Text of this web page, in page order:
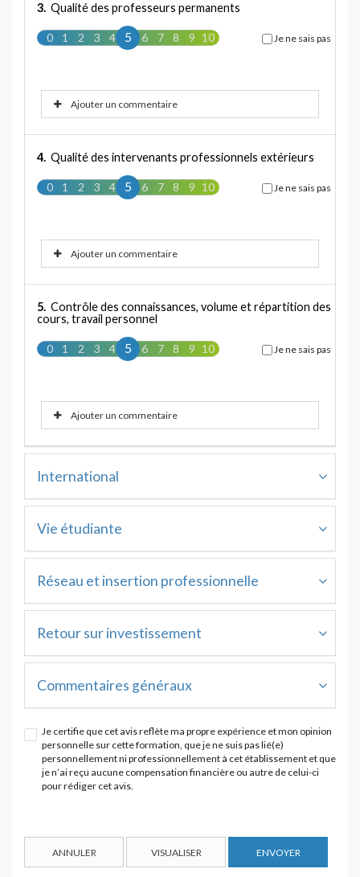
3. Qualité des professeurs permanents
5
0 1 2 3 4 5 6 7 8 9 10 Je ne sais pas
Ajouter un commentaire
4. Qualité des intervenants professionnels extérieurs
5
0 1 2 3 4 5 6 7 8 9 10 Je ne sais pas
Ajouter un commentaire
5. Contrôle des connaissances, volume et répartition des
cours, travail personnel
5
0 1 2 3 4 5 6 7 8 9 10 Je ne sais pas
Ajouter un commentaire
International
Vie étudiante
Réseau et insertion professionnelle
Retour sur investissement
Commentaires généraux
Je certifie que cet avis reflète ma propre expérience et mon opinion
personnelle sur cette formation, que je ne suis pas lié(e)
personnellement ni professionnellement à cet établissement et que
je n’ai reçu aucune compensation financière ou autre de celui-ci
pour rédiger cet avis.
ANNULER VISUALISER ENVOYER